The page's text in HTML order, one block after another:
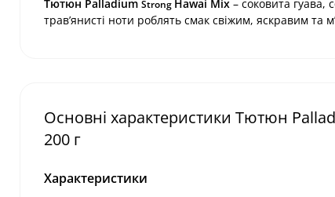
Тютюн Palladium Strong Hawai Mix – соковита гуава,
трав’янисті ноти роблять смак свіжим, яскравим та
Основні характеристики Тютюн
200 г
Характеристики